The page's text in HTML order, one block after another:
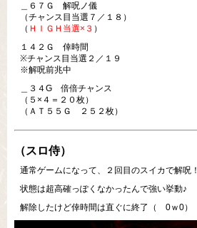
＿６７Ｇ 解呪ノ儀
（チャンス目当選７／１８）
（ ＨＩＧＨ当選×３ ）
１４２Ｇ 倖時間
※チャンス目当選２／１９
※解呪前兆中
＿３４G 倍倍チャンス
（５×４＝２０枚）
（ＡＴ５５Ｇ ２５２枚）
（スロ侍）
通常ゲームになって、２回目のスイカで解呪！
状態は超高確っぽくなかったんで強い挙動♪
解除したけど倖時間は直ぐに終了（ 0ｗ0）